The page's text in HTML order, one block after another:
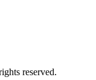
reserved.